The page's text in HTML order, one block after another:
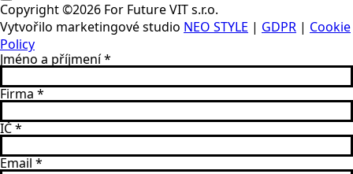
Copyright ©2026 For Future VIT s.r.o.
Vytvořilo marketingové studio NEO STYLE | GDPR | Cookie
Policy
Jméno a příjmení*
Firma *
IČ*
Email *